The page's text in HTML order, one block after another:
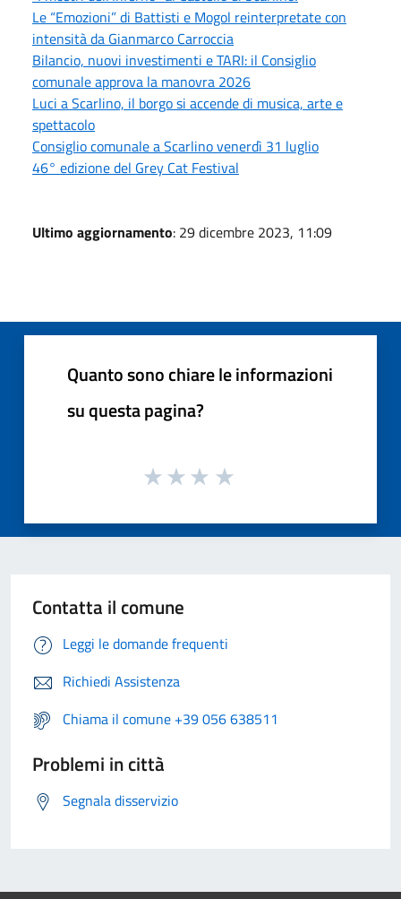
Le “Emozioni” di Battisti e Mogol reinterpretate con
intensità da Gianmarco Carroccia
Bilancio, nuovi investimenti e TARI: il Consiglio
comunale approva la manovra 2026
Luci a Scarlino, il borgo si accende di musica, arte e
spettacolo
Consiglio comunale a Scarlino venerdì 31 luglio
46° edizione del Grey Cat Festival
Ultimo aggiornamento: 29 dicembre 2023, 11:09
Quanto sono chiare le informazioni
su questa pagina?
Contatta il comune
Leggi le domande frequenti
Richiedi Assistenza
Chiama il comune +39 056 638511
Problemi in città
Segnala disservizio